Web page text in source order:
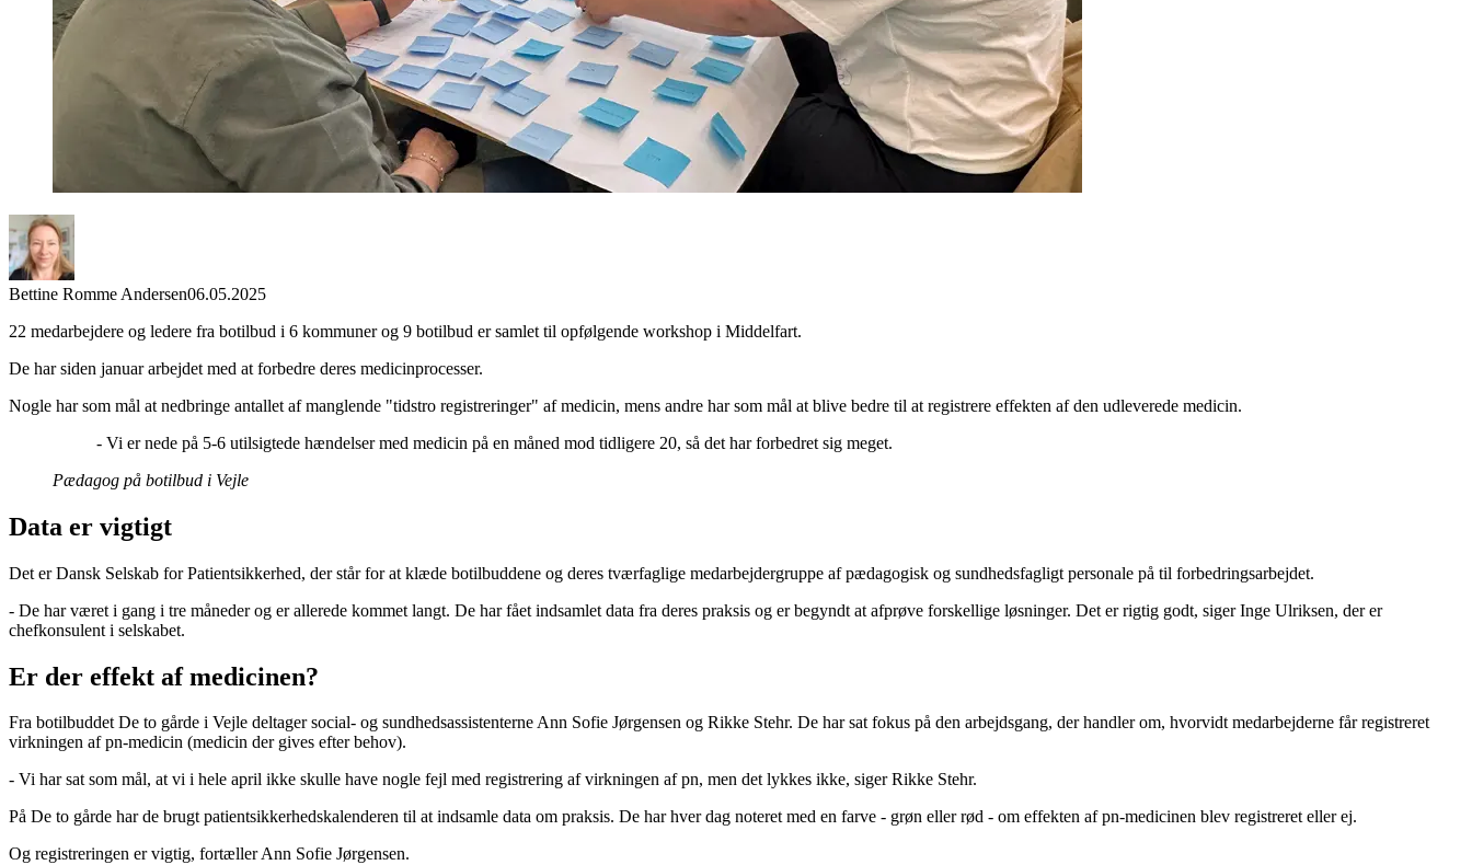
Bettine Romme Andersen06.05.2025
22 medarbejdere og ledere fra botilbud i 6 kommuner og 9 botilbud er samlet til opfølgende workshop i Middelfart.
De har siden januar arbejdet med at forbedre deres medicinprocesser.
Nogle har som mål at nedbringe antallet af manglende "tidstro registreringer" af medicin, mens andre har som mål at blive bedre til at registrere effekten af den udleverede medicin.
- Vi er nede på 5-6 utilsigtede hændelser med medicin på en måned mod tidligere 20, så det har forbedret sig meget.
Pædagog på botilbud i Vejle
Data er vigtigt
Det er Dansk Selskab for Patientsikkerhed, der står for at klæde botilbuddene og deres tværfaglige medarbejdergruppe af pædagogisk og sundhedsfagligt personale på til forbedringsarbejdet.
- De har været i gang i tre måneder og er allerede kommet langt. De har fået indsamlet data fra deres praksis og er begyndt at afprøve forskellige løsninger. Det er rigtig godt, siger Inge Ulriksen, der er
chefkonsulent i selskabet.
Er der effekt af medicinen?
Fra botilbuddet De to gårde i Vejle deltager social- og sundhedsassistenterne Ann Sofie Jørgensen og Rikke Stehr. De har sat fokus på den arbejdsgang, der handler om, hvorvidt medarbejderne får registreret
virkningen af pn-medicin (medicin der gives efter behov).
- Vi har sat som mål, at vi i hele april ikke skulle have nogle fejl med registrering af virkningen af pn, men det lykkes ikke, siger Rikke Stehr.
På De to gårde har de brugt patientsikkerhedskalenderen til at indsamle data om praksis. De har hver dag noteret med en farve - grøn eller rød - om effekten af pn-medicinen blev registreret eller ej.
Og registreringen er vigtig, fortæller Ann Sofie Jørgensen.